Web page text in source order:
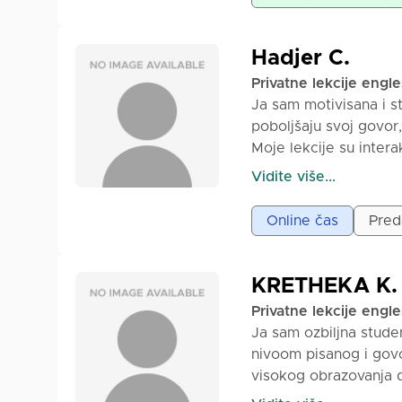
postanete
ohrabriju i napredak
veštinu koju
nastavnika koji
zajedno na vaše
Hadjer C.
Privatne lekcije
Ja sam motivisana i
poboljšaju svoj
Moje lekcije su
raznovrsne vežbe i
Vidite više...
Online čas
KRETHEKA K.
Privatne lekcije
Ja sam ozbiljna
nivoom pisanog i
visokog obrazovanja
Položila sam ispite